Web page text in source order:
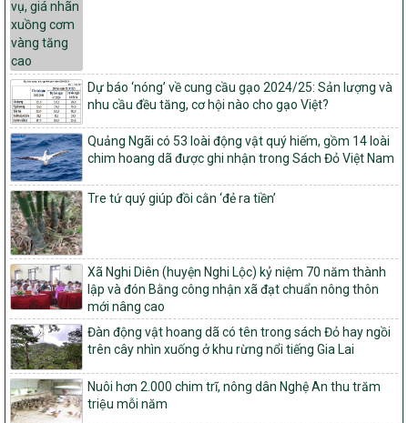
vụ xây dựng nông thôn mới giai đoạn 2026 – 2030
Quyết định số 16/2026/QĐ-TTg
Quy định nguyên tắc, tiêu chí, định mức phân bổ ngân sách trung
ương và tỉ lệ vốn đối ứng ngân sách của địa phương thực hiện
Chương trình mục tiêu quốc gia xây dựng nông thôn mới, giảm
nghèo bền vững và phát triển kinh tế – xã hội vùng đồng bào dân
tộc thiểu số và miền núi giai đoạn 2026 – 2030
1451/QĐ-UBND
Phê duyệt danh sách các xã thuộc nhóm 1, nhóm 2, nhóm 3
trong xây dựng nông thôn mới giai đoạn 2026-2030 trên địa bàn
tỉnh Nghệ An
103/PTNT-NTM
Về việc đăng ký thực hiện Dự án liên kết theo chuỗi giá trị thuộc
Dự án 2 – Chương trình Mục tiêu quốc gia Giảm nghèo bền vững
giai đoạn 2021-2025 được kéo dài sang năm 2026
827/QĐ-BNNMT
Quyết định Ban hành Kế hoạch triển khai thực hiện Chương trình
mục tiêu quốc gia xây dựng nông thôn mới, giảm nghèo bền
vững và phát triển kinh tế – xã hội vùng đồng bào dân tộc thiểu
số và miền núi giai đoạn 2026-2035, giai đoạn I: Từ năm 2026
đến năm 2030
Dự báo ‘nóng’ về cung cầu gạo 2024/25: Sản lượng và
nhu cầu đều tăng, cơ hội nào cho gạo Việt?
Quảng Ngãi có 53 loài động vật quý hiếm, gồm 14 loài
chim hoang dã được ghi nhận trong Sách Đỏ Việt Nam
Tre tứ quý giúp đồi cằn ‘đẻ ra tiền’
Xã Nghi Diên (huyện Nghi Lộc) kỷ niệm 70 năm thành
lập và đón Bằng công nhận xã đạt chuẩn nông thôn
mới nâng cao
Đàn động vật hoang dã có tên trong sách Đỏ hay ngồi
trên cây nhìn xuống ở khu rừng nổi tiếng Gia Lai
Nuôi hơn 2.000 chim trĩ, nông dân Nghệ An thu trăm
triệu mỗi năm